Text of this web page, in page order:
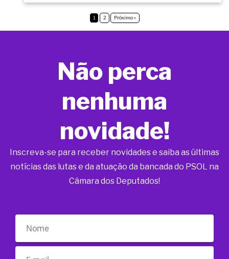
1 2 Próximo »
Não perca
nenhuma
novidade!
Inscreva-se para receber novidades e saiba as últimas
notícias das lutas e da atuação da bancada do PSOL na
Câmara dos Deputados!